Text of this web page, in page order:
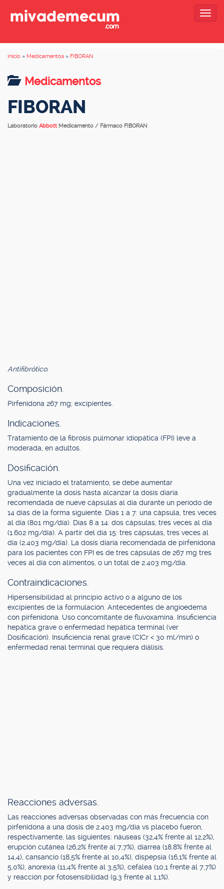
Inicio » Medicamentos » FIBORAN
Medicamentos
FIBORAN
Laboratorio Abbott Medicamento / Fármaco FIBORAN
Antifibrótico.
Composición.
Pirfenidona 267 mg; excipientes.
Indicaciones.
Tratamiento de la fibrosis pulmonar idiopática (FPI) leve a
moderada, en adultos.
Dosificación.
Una vez iniciado el tratamiento, se debe aumentar
gradualmente la dosis hasta alcanzar la dosis diaria
recomendada de nueve cápsulas al día durante un período de
14 días de la forma siguiente. Días 1 a 7: una cápsula, tres veces
al día (801 mg/día). Días 8 a 14: dos cápsulas, tres veces al día
(1.602 mg/día). A partir del día 15: tres cápsulas, tres veces al
día (2.403 mg/día). La dosis diaria recomendada de pirfenidona
para los pacientes con FPI es de tres cápsulas de 267 mg tres
veces al día con alimentos, o un total de 2.403 mg/día.
Contraindicaciones.
Hipersensibilidad al principio activo o a alguno de los
excipientes de la formulación. Antecedentes de angioedema
con pirfenidona. Uso concomitante de fluvoxamina. Insuficiencia
hepática grave o enfermedad hepática terminal (ver
Dosificación). Insuficiencia renal grave (CICr < 30 ml/min) o
enfermedad renal terminal que requiera diálisis.
Reacciones adversas.
Las reacciones adversas observadas con más frecuencia con
pirfenidona a una dosis de 2.403 mg/día vs placebo fueron,
respectivamente, las siguientes: náuseas (32,4% frente al 12,2%),
erupción cutánea (26,2% frente al 7,7%), diarrea (18,8% frente al
14,4), cansancio (18,5% frente al 10,4%), dispepsia (16,1% frente al
5,0%), anorexia (11,4% frente al 3,5%), cefalea (10,1 frente al 7,7%)
y reacción por fotosensibilidad (9,3 frente al 1,1%).